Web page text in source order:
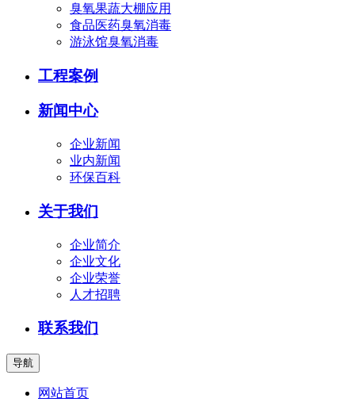
臭氧果蔬大棚应用
食品医药臭氧消毒
游泳馆臭氧消毒
工程案例
新闻中心
企业新闻
业内新闻
环保百科
关于我们
企业简介
企业文化
企业荣誉
人才招聘
联系我们
导航
网站首页